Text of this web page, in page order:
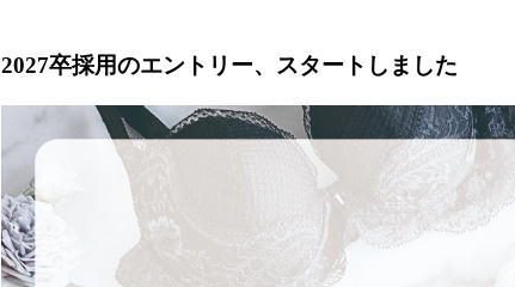
2027卒採用のエントリー、スタートしました